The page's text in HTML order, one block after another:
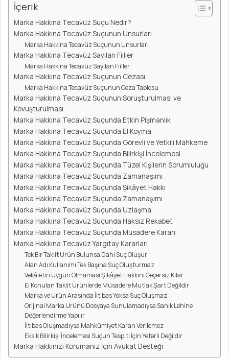
İçerik
Marka Hakkına Tecavüz Suçu Nedir?
Marka Hakkına Tecavüz Suçunun Unsurları
Marka Hakkına Tecavüz Suçunun Unsurları
Marka Hakkına Tecavüz Sayılan Fiiller
Marka Hakkına Tecavüz Sayılan Fiiller
Marka Hakkına Tecavüz Suçunun Cezası
Marka Hakkına Tecavüz Suçunun Ceza Tablosu
Marka Hakkına Tecavüz Suçunun Soruşturulması ve
Kovuşturulması
Marka Hakkına Tecavüz Suçunda Etkin Pişmanlık
Marka Hakkına Tecavüz Suçunda El Koyma
Marka Hakkına Tecavüz Suçunda Görevli ve Yetkili Mahkeme
Marka Hakkına Tecavüz Suçunda Bilirkişi İncelemesi
Marka Hakkına Tecavüz Suçunda Tüzel Kişilerin Sorumluluğu
Marka Hakkına Tecavüz Suçunda Zamanaşımı
Marka Hakkına Tecavüz Suçunda Şikâyet Hakkı
Marka Hakkına Tecavüz Suçunda Zamanaşımı
Marka Hakkına Tecavüz Suçunda Uzlaşma
Marka Hakkına Tecavüz Suçunda Haksız Rekabet
Marka Hakkına Tecavüz Suçunda Müsadere Kararı
Marka Hakkına Tecavüz Yargıtay Kararları
Tek Bir Taklit Ürün Bulunsa Dahi Suç Oluşur
Alan Adı Kullanımı Tek Başına Suç Oluşturmaz
Vekâletin Uygun Olmaması Şikâyet Hakkını Geçersiz Kılar
El Konulan Taklit Ürünlerde Müsadere Mutlak Şart Değildir
Marka ve Ürün Arasında İltibas Yoksa Suç Oluşmaz
Orijinal Marka Ürünü Dosyaya Sunulamadıysa Sanık Lehine
Değerlendirme Yapılır
İltibas Oluşmadıysa Mahkûmiyet Kararı Verilemez
Eksik Bilirkişi İncelemesi Suçun Tespiti İçin Yeterli Değildir
Marka Hakkınızı Korumanız İçin Avukat Desteği